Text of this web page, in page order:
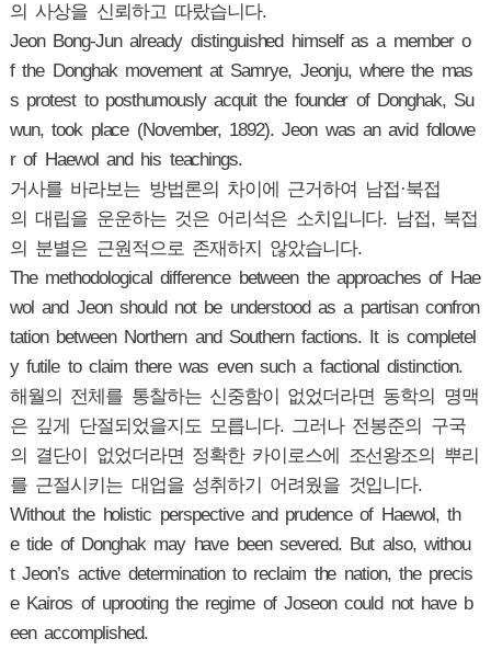
의 사상을 신뢰하고 따랐습니다.
Jeon Bong-Jun already distinguished himself as a member o
f the Donghak movement at Samrye, Jeonju, where the mas
s protest to posthumously acquit the founder of Donghak, Su
wun, took place (November, 1892). Jeon was an avid followe
r of Haewol and his teachings.
거사를 바라보는 방법론의 차이에 근거하여 남접·북접
의 대립을 운운하는 것은 어리석은 소치입니다. 남접, 북접
의 분별은 근원적으로 존재하지 않았습니다.
The methodological difference between the approaches of Hae
wol and Jeon should not be understood as a partisan confron
tation between Northern and Southern factions. It is completel
y futile to claim there was even such a factional distinction.
해월의 전체를 통찰하는 신중함이 없었더라면 동학의 명맥
은 깊게 단절되었을지도 모릅니다. 그러나 전봉준의 구국
의 결단이 없었더라면 정확한 카이로스에 조선왕조의 뿌리
를 근절시키는 대업을 성취하기 어려웠을 것입니다.
Without the holistic perspective and prudence of Haewol, th
e tide of Donghak may have been severed. But also, withou
t Jeon’s active determination to reclaim the nation, the precis
e Kairos of uprooting the regime of Joseon could not have b
een accomplished.